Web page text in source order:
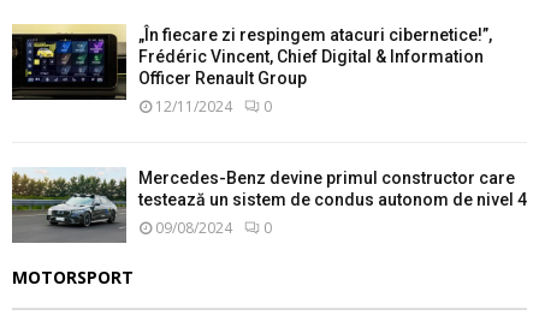
„În fiecare zi respingem atacuri cibernetice!”,
Frédéric Vincent, Chief Digital & Information
Officer Renault Group
12/11/2024 0
Mercedes-Benz devine primul constructor care
testează un sistem de condus autonom de nivel 4
09/08/2024 0
MOTORSPORT